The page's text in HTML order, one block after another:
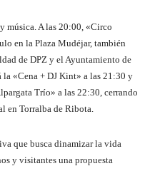
música. A las 20:00, «Circo
en la Plaza Mudéjar, también
de DPZ y el Ayuntamiento de
la «Cena + DJ Kint» a las 21:30 y
Trío» a las 22:30, cerrando
en Torralba de Ribota.
que busca dinamizar la vida
y visitantes una propuesta